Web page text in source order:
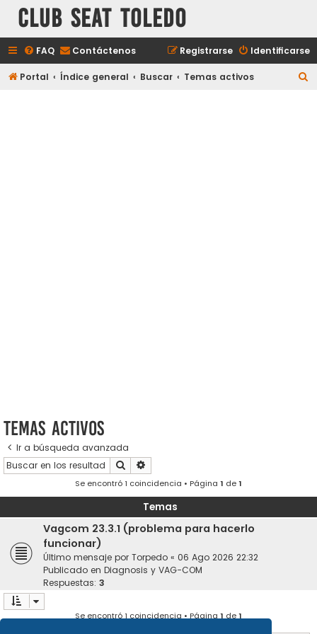
Club Seat Toledo
FAQ Contáctenos Identificarse
Registrarse
Portal Índice general Buscar Temas activos
Temas activos
Ir a búsqueda avanzada
Buscar
Se encontró 1 coincidencia • Página 1 de1
Temas
Vagcom 23.3.1 (problema para hacerlo
funcionar)
Último mensaje por Torpedo « 06 Ago 2026 22:32
Publicado en Diagnosis y VAG-COM
Respuestas: 3
Se encontró 1 coincidencia • Página1de1